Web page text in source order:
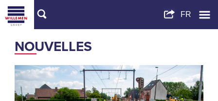
NOUVELLES